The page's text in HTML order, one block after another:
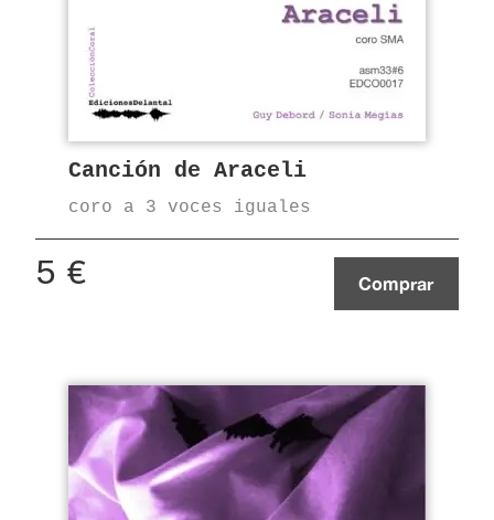
Canción de Araceli
coro a 3 voces iguales
5 € Comprar